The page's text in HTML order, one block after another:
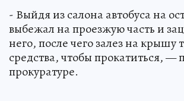
- Выйдя из салона автобуса на
выбежал на проезжую часть и
него, после чего залез на крышу
средства, чтобы прокатиться, —
прокуратуре.